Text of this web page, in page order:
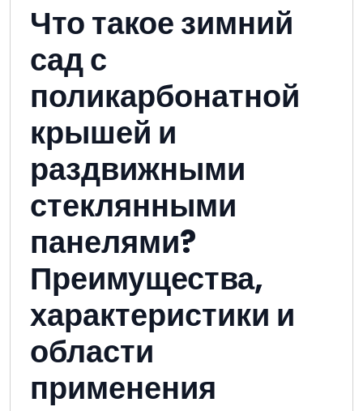
Что такое зимний
сад с
поликарбонатной
крышей и
раздвижными
стеклянными
панелями?
Преимущества,
характеристики и
области
применения